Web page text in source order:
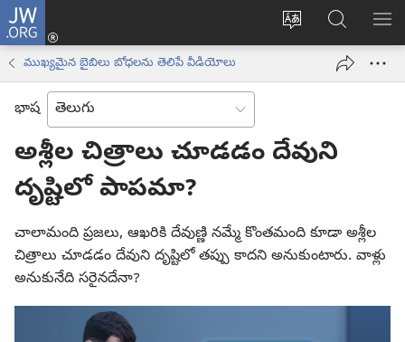
JW.ORG
సైట్
మార్చండి
లాగిన్
(కొత్త
ఓపెన్‌
JW.ORGలో
వెదకండి
ముఖ్యమైన బైబిలు బోధలను తెలిపే వీడియోలు
భాష
అశ్లీల చిత్రాలు చూడడం దేవుని
దృష్టిలో పాపమా?
చాలామంది ప్రజలు, ఆఖరికి దేవుణ్ణి నమ్మే కొంతమంది కూడా అశ్లీల
చిత్రాలు చూడడం దేవుని దృష్టిలో తప్పు కాదని అనుకుంటారు. వాళ్లు
అనుకునేది సరైనదేనా?